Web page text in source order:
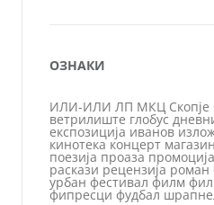
ОЗНАКИ
ИЛИ-ИЛИ ЛП МКЦ Скопје
ветрилиште глобус
експозиција иванов
кинотека концерт магазин
поезија проаза промоција
раскази рецензија роман
урбан фестивал филм
фипресци фудбал